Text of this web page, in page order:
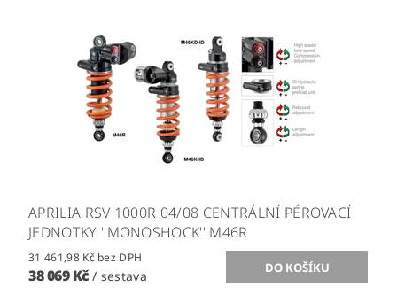
APRILIA RSV 1000R 04/08 CENTRÁLNÍ PÉROVACÍ
JEDNOTKY ''MONOSHOCK'' M46R
31 461,98 Kč bez DPH
38 069 Kč/ sestava